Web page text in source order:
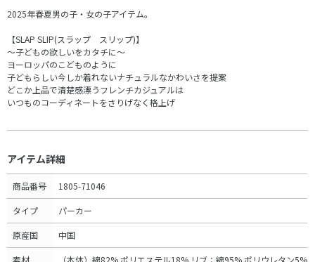
2025年春夏男の子・女の子アイテム。
【SLAP SLIP(スラップ スリップ)】
～子どもの欲しいをカタチに～
ヨーロッパのこどものように
子どもらしい今しか着れないナチュラルなかわいさを提案
どこか上品で清楚感漂うフレンチカジュアルは
いつものコーディネートをさりげなく格上げ
アイテム詳細
商品番号 1805-71046
タイプ パーカー
原産国 中国